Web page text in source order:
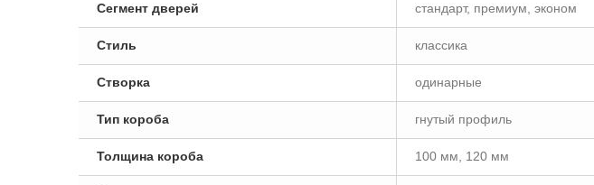
Сегмент дверей стандарт, премиум, эконом
Стиль классика
Створка одинарные
Тип короба гнутый профиль
Толщина короба 100 мм, 120 мм